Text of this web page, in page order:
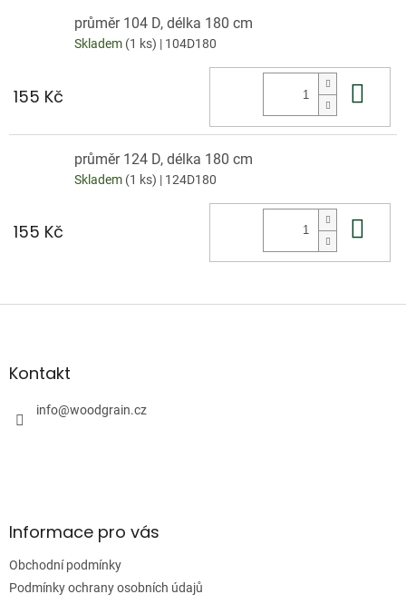
průměr 104 D, délka 180 cm
Skladem (1 ks) | 104D180
155 Kč
průměr 124 D, délka 180 cm
Skladem (1 ks) | 124D180
155 Kč
Z
aKontakt
info@woodgrain.cz
Informace pro vás
Obchodní podmínky
Podmínky ochrany osobních údajů